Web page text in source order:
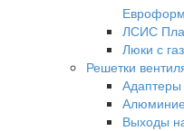
ЛСИС
Люки с
Решетки
Выходы